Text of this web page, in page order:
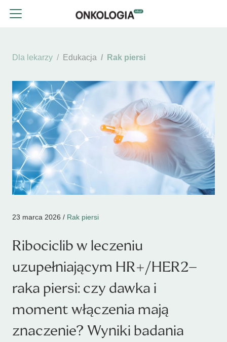
Dla lekarzy Edukacja Rak piersi
23 marca 2026 / Rak piersi
Ribociclib w leczeniu
uzupełniającym HR+/HER2–
raka piersi: czy dawka i
moment włączenia mają
znaczenie? Wyniki badania